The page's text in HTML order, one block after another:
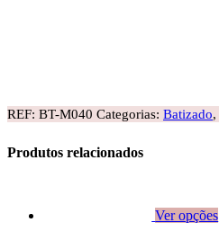
REF: BT-M040 Categorias: Batizado,
Produtos relacionados
Ver opções